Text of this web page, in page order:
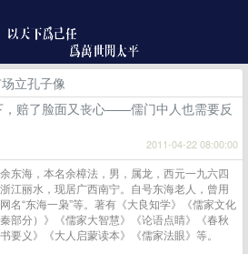
立孔子像
，赔了脸面又丧心——儒门中人也需要反
2011-04-22 08:00:00
东海，本名余樟法，男，属龙，西元一九六四
江丽水，现居广西南宁。自号东海老人，曾用
名“东海一枭”等。著有《大良知学》《儒家文化
部分）》《儒家大智慧》《论语点睛》《春秋
要义》《大人启蒙读本》《儒家法眼》等。